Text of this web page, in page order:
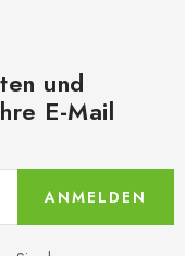
und
E-Mail
ANMELDEN